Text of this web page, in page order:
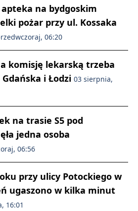
apteka na bydgoskim
pożar przy ul. Kossaka
06:20
komisję lekarską trzeba
i Łodzi 03 sierpnia,
na trasie S5 pod
jedna osoba
06:56
przy ulicy Potockiego w
ugaszono w kilka minut
16:01